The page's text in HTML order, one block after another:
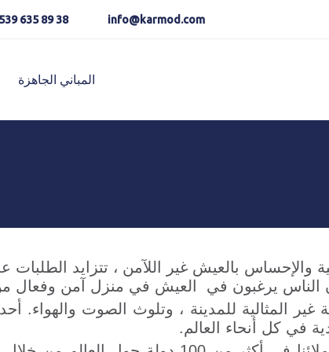
Karmod العربية
Karmod España
Karmod Romania
info@karmod.com
635 89 38
المباني الجاهزة
والإحساس بالعيش غير اللآمن ، تتزايد
الناس يرغبون في العيش في منزل آمن وفعال
غير المثالية للمدينة ، وتلوث الصوت والهواء.
في كل أنحاء العالم.